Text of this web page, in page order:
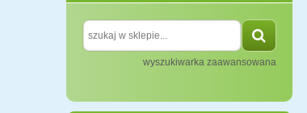
wyszukiwarka zaawansowana